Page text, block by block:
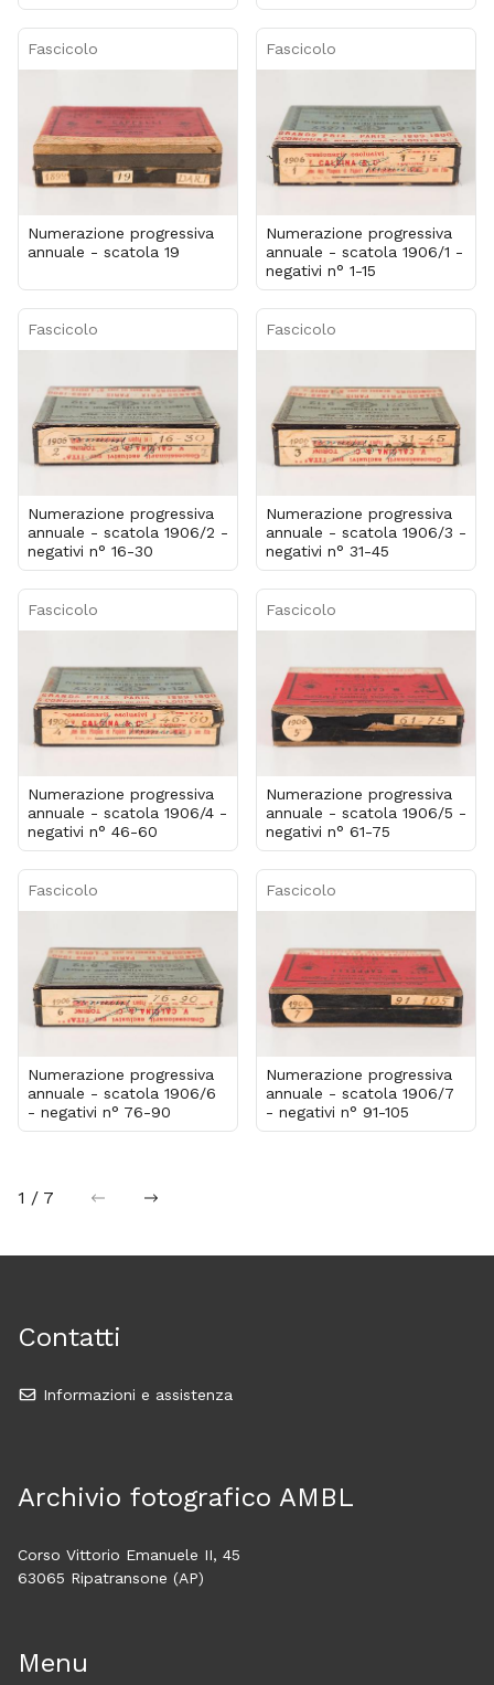
Fascicolo
Numerazione progressiva
annuale - scatola 19
Fascicolo
Numerazione progressiva
annuale - scatola 1906/1 -
negativi n° 1-15
Fascicolo
Numerazione progressiva
annuale - scatola 1906/2 -
negativi n° 16-30
Fascicolo
Numerazione progressiva
annuale - scatola 1906/3 -
negativi n° 31-45
Fascicolo
Numerazione progressiva
annuale - scatola 1906/4 -
negativi n° 46-60
Fascicolo
Numerazione progressiva
annuale - scatola 1906/5 -
negativi n° 61-75
Fascicolo
Numerazione progressiva
annuale - scatola 1906/6
- negativi n° 76-90
Fascicolo
Numerazione progressiva
annuale - scatola 1906/7
- negativi n° 91-105
1 / 7 precedentesuccessiva
Contatti
Informazioni e assistenza
Archivio fotografico AMBL
Corso Vittorio Emanuele II, 45
63065 Ripatransone (AP)
Menu